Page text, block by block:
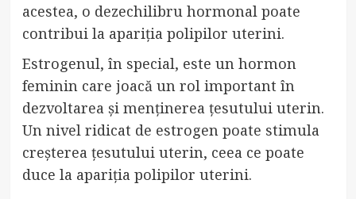
acestea, o dezechilibru hormonal poate
contribui la apariția polipilor uterini.
Estrogenul, în special, este un hormon
feminin care joacă un rol important în
dezvoltarea și menținerea țesutului uterin.
Un nivel ridicat de estrogen poate stimula
creșterea țesutului uterin, ceea ce poate
duce la apariția polipilor uterini.